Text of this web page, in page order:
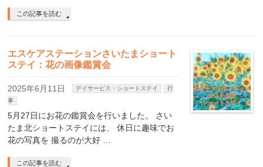
この記事を読む
エスケアステーションさいたまショート
ステイ：花の画像鑑賞会
2025年6月11日 デイサービス・ショートステイ
行
事
5月27日にお花の鑑賞会を行いました。 さい
たま北ショートステイには、 休日に趣味でお
花の写真を 撮るのが大好 …
この記事を読む